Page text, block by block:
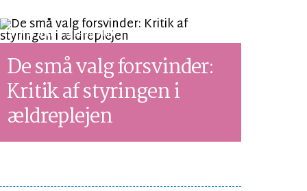
SYNSPUNKTLÆSETID 4 MIN.
De små valg forsvinder:
Kritik af styringen i
ældreplejen